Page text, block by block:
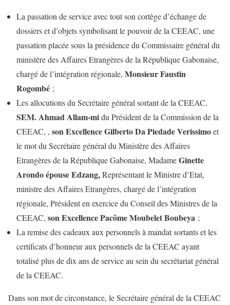
La passation de service avec tout son cortège d’échange de
dossiers et d’objets symbolisant le pouvoir de la CEEAC, une
passation placée sous la présidence du Commissaire général du
ministère des Affaires Etrangères de la République Gabonaise,
chargé de l’intégration régionale, Monsieur Faustin
Rogombé ;
Les allocutions du Secrétaire général sortant de la CEEAC,
SEM. Ahmad Allam-midu Président de la Commission de la
CEEAC, , son Excellence Gilberto Da Piedade Verissimoet
le mot du Secrétaire général du Ministère des Affaires
Etrangères de la République Gabonaise, MadameGinette
Arondo épouse Edzang,Représentant le Ministre d’Etat,
ministre des Affaires Etrangères, chargé de l’intégration
régionale, Président en exercice du Conseil des Ministres de la
CEEAC, son Excellence Pacôme Moubelet Boubeya ;
La remise des cadeaux aux personnels à mandat sortants et les
certificats d’honneur aux personnels de la CEEAC ayant
totalisé plus de dix ans de service au sein du secrétariat général
de la CEEAC.
Dans son mot de circonstance, le Secrétaire général de la CEEAC